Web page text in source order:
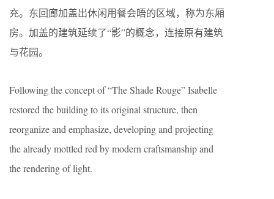
充。东回廊加盖出休闲用餐会晤的区域，称为东厢
房。加盖的建筑延续了“影”的概念，连接原有建筑
与花园。
Following the concept of “The Shade Rouge” Isabelle
restored the building to its original structure, then
reorganize and emphasize, developing and projecting
the already mottled red by modern craftsmanship and
the rendering of light.